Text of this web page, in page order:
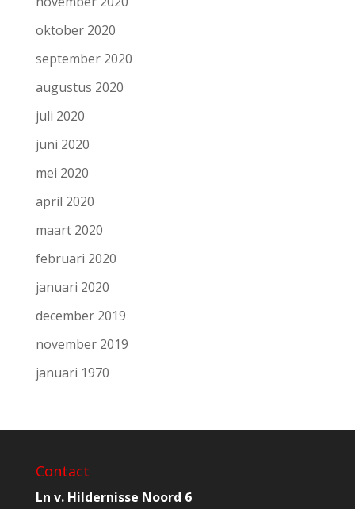
oktober 2020
september 2020
augustus 2020
juli 2020
juni 2020
mei 2020
april 2020
maart 2020
februari 2020
januari 2020
december 2019
november 2019
januari 1970
Contact
Ln v. Hildernisse Noord 6